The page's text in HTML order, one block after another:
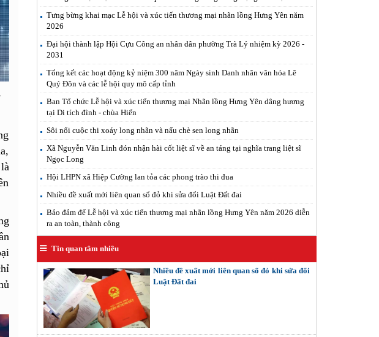
Tưng bừng khai mạc Lễ hội và xúc tiến thương mại nhãn lồng Hưng Yên năm
2026
Đại hội thành lập Hội Cựu Công an nhân dân phường Trà Lý nhiệm kỳ 2026 -
2031
Tổng kết các hoạt động kỷ niệm 300 năm Ngày sinh Danh nhân văn hóa Lê
Quý Đôn và các lễ hội quy mô cấp tỉnh
Ban Tổ chức Lễ hội và xúc tiến thương mại Nhãn lồng Hưng Yên dâng hương
tại Di tích đình - chùa Hiến
Sôi nổi cuộc thi xoáy long nhãn và nấu chè sen long nhãn
Xã Nguyễn Văn Linh đón nhận hài cốt liệt sĩ về an táng tại nghĩa trang liệt sĩ
Ngọc Long
Hội LHPN xã Hiệp Cường lan tỏa các phong trào thi đua
Nhiều đề xuất mới liên quan sổ đỏ khi sửa đổi Luật Đất đai
Bảo đảm để Lễ hội và xúc tiến thương mại nhãn lồng Hưng Yên năm 2026 diễn
ra an toàn, thành công
Tin quan tâm nhiều
Nhiều đề xuất mới liên quan sổ đỏ khi sửa đổi
Luật Đất đai